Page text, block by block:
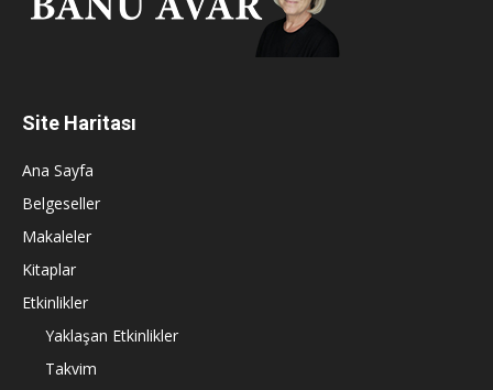
Site Haritası
Ana Sayfa
Belgeseller
Makaleler
Kitaplar
Etkinlikler
Yaklaşan Etkinlikler
Takvim